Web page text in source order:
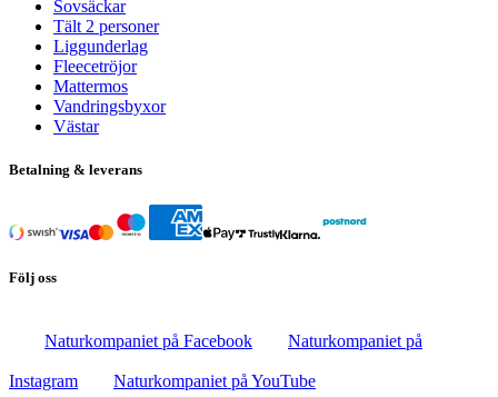
Sovsäckar
Tält 2 personer
Liggunderlag
Fleecetröjor
Mattermos
Vandringsbyxor
Västar
Betalning & leverans
Följ oss
Naturkompaniet på Facebook Naturkompaniet på
Instagram Naturkompaniet på YouTube